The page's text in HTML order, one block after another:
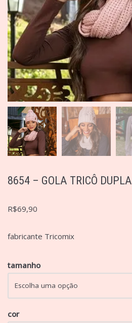
8654 – GOLA TRICÔ DUPLA
R$69,90
fabricante Tricomix
tamanho
cor